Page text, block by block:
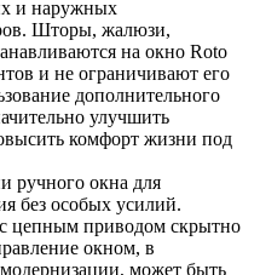
и наружных
Шторы, жалюзи,
на окно Roto
и не ограничивают его
дополнительного
улучшить
комфорт жизни под
ручного окна для
без особых усилий.
цепным приводом скрытно
окном, в
может быть